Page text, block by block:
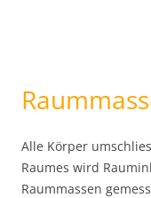
Alle Körper
Raumes wird
Raummassen